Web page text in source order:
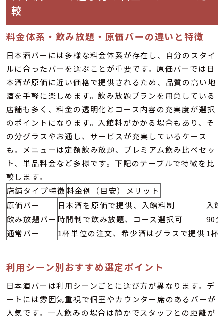
較
料金体系・飲み放題・原価バーの違いと特徴
日本酒バーには多様な料金体系が存在し、自分のスタイ
ルに合ったバーを選ぶことが重要です。原価バーでは日
本酒が原価に近い価格で提供されるため、品質の高い地
酒を手軽に楽しめます。飲み放題プランを用意している
店舗も多く、料金の透明化とコース内容の充実度が選択
のポイントになります。入館料がかかる場合もあり、そ
の分グラスやお通し、サービスが充実しているケース
も。メニューは定額飲み放題、プレミアム飲み比べセッ
ト、単品料金など多様です。下記のテーブルで特徴を比
較します。
店舗タイプ特徴 料金例（目安）
メリット
原価バー
日本酒を原価で提供、入館料制
入
飲み放題バー 時間制で飲み放題、コース選択可
90
通常バー
1杯単位の注文、希少酒はグラスで提供 1杯
利用シーン別おすすめ選定ポイント
日本酒バーは利用シーンごとに選び方が異なります。デ
ートには雰囲気重視で個室やカウンター席のあるバーが
人気です。一人飲みの場合は静かでスタッフとの距離が